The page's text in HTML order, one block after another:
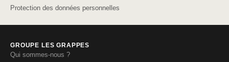
Protection des données personnelles
GROUPE LES GRAPPES
Qui sommes-nous ?